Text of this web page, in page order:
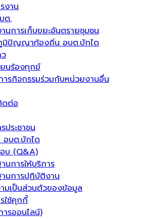
งาน
ต.
นการเก็บขยะอันตรายชุมชน
มิปัญญาท้องถิ่น อบต.บักได
ยนร้องทุกข์
รกิจกรรมร่วมกับหน่วยงานอื่น
ดต่อ
ประชาชน
บต.บักได
บ (Q&A)
นการให้บริการ
นการปฏิบัติงาน
มเป็นส่วนตัวของข้อมูล
ใช้คุกกี้
ารออนไลน์)